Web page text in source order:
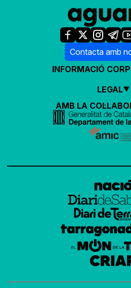
Contacta amb
INFORMACIÓ
LEGAL
AMB LA